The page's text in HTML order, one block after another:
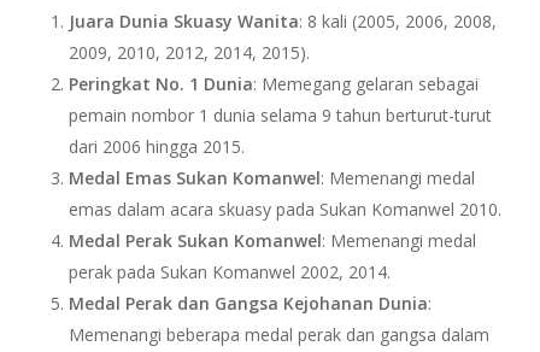
Juara Dunia Skuasy Wanita: 8 kali (2005, 2006, 2008,
2009, 2010, 2012, 2014, 2015).
Peringkat No. 1 Dunia: Memegang gelaran sebagai
pemain nombor 1 dunia selama 9 tahun berturut-turut
dari 2006 hingga 2015.
Medal Emas Sukan Komanwel: Memenangi medal
emas dalam acara skuasy pada Sukan Komanwel 2010.
Medal Perak Sukan Komanwel: Memenangi medal
perak pada Sukan Komanwel 2002, 2014.
Medal Perak dan Gangsa Kejohanan Dunia:
Memenangi beberapa medal perak dan gangsa dalam